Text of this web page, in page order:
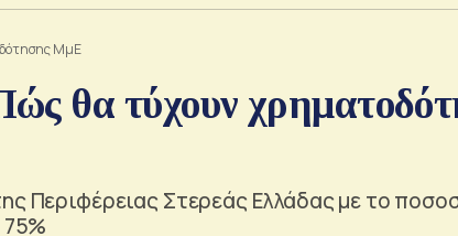
ΜμΕ
θα τύχουν
Περιφέρειας Στερεάς Ελλάδας με το